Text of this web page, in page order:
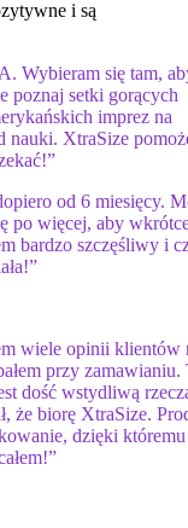
i są
Wybieram się tam,
poznaj setki gorących
imprez na
nauki. XtraSize
od 6 miesięcy.
po więcej, aby
bardzo szczęśliwy i
wiele opinii klientów
przy zamawianiu.
dość wstydliwą
że biorę XtraSize.
dzięki